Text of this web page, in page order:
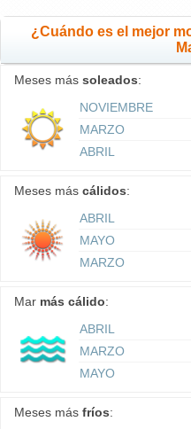
¿Cuándo es el mejor
Meses más soleados:
NOVIEMBRE
MARZO
ABRIL
Meses más cálidos:
ABRIL
MAYO
MARZO
Mar más cálido:
ABRIL
MARZO
MAYO
Meses más fríos: